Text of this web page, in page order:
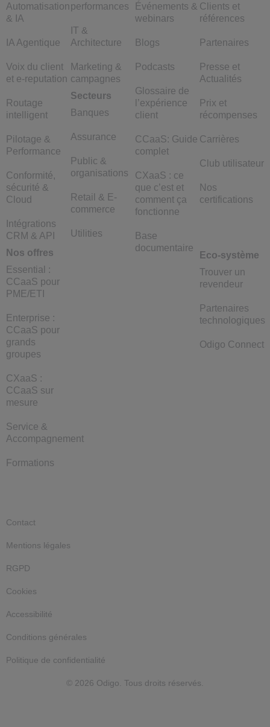
Automatisation
& IA
IA Agentique
Voix du client
et e-reputation
Routage
intelligent
Pilotage &
Performance
Conformité,
sécurité &
Cloud
Intégrations
CRM & API
Nos offres
Essential :
CCaaS pour
PME/ETI
Enterprise :
CCaaS pour
grands
groupes
CXaaS :
CCaaS sur
mesure
Service &
Accompagnement
Formations
performances
IT &
Architecture
Marketing &
campagnes
Secteurs
Banques
Assurance
Public &
organisations
Retail & E-
commerce
Utilities
Événements &
webinars
Blogs
Podcasts
Glossaire de
l’expérience
client
CCaaS: Guide
complet
CXaaS : ce
que c’est et
comment ça
fonctionne
Base
documentaire
Clients et
références
Partenaires
Presse et
Actualités
Prix et
récompenses
Carrières
Club utilisateur
Nos
certifications
Eco-système
Trouver un
revendeur
Partenaires
technologiques
Odigo Connect
© 2026 Odigo. Tous droits réservés.
Contact
Mentions légales
RGPD
Cookies
Accessibilité
Conditions générales
Politique de confidentialité